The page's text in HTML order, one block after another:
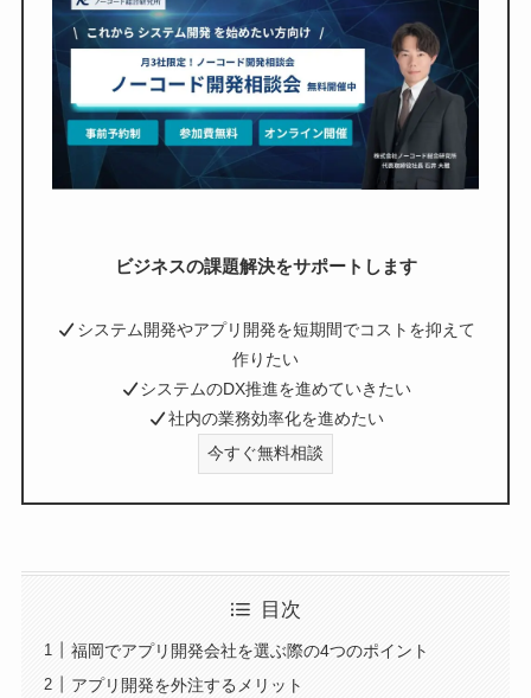
ビジネスの課題解決をサポートします
システム開発やアプリ開発を短期間でコストを抑えて
作りたい
システムのDX推進を進めていきたい
社内の業務効率化を進めたい
今すぐ無料相談
目次
福岡でアプリ開発会社を選ぶ際の4つのポイント
アプリ開発を外注するメリット